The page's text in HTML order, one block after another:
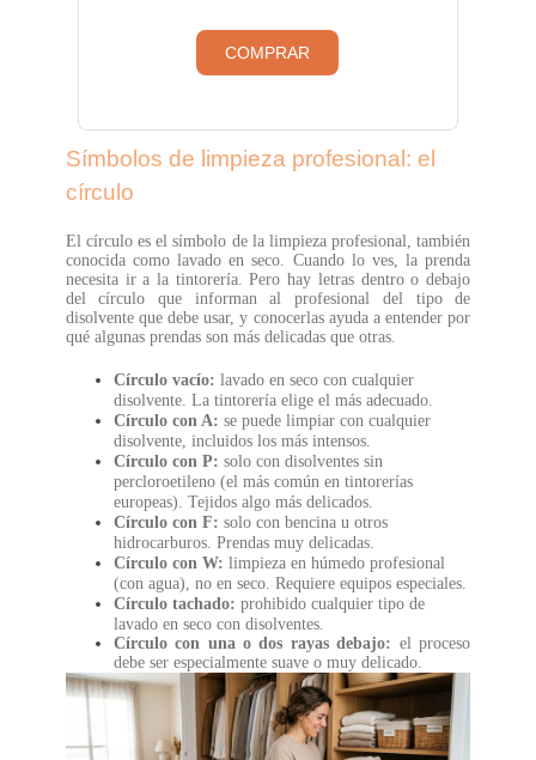
COMPRAR
Símbolos de limpieza profesional: el
círculo
El círculo es el símbolo de la limpieza profesional, también
conocida como lavado en seco. Cuando lo ves, la prenda
necesita ir a la tintorería. Pero hay letras dentro o debajo
del círculo que informan al profesional del tipo de
disolvente que debe usar, y conocerlas ayuda a entender por
qué algunas prendas son más delicadas que otras.
Círculo vacío: lavado en seco con cualquier
disolvente. La tintorería elige el más adecuado.
Círculo con A: se puede limpiar con cualquier
disolvente, incluidos los más intensos.
Círculo con P: solo con disolventes sin
percloroetileno (el más común en tintorerías
europeas). Tejidos algo más delicados.
Círculo con F: solo con bencina u otros
hidrocarburos. Prendas muy delicadas.
Círculo con W: limpieza en húmedo profesional
(con agua), no en seco. Requiere equipos especiales.
Círculo tachado: prohibido cualquier tipo de
lavado en seco con disolventes.
Círculo con una o dos rayas debajo: el proceso
debe ser especialmente suave o muy delicado.